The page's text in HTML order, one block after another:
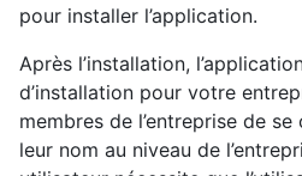
pour installer l’application.
Après l’installation,
d’installation pour votre
membres de l’entreprise de
leur nom au niveau de